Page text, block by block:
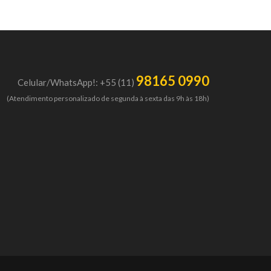
Celular/WhatsApp!: +55 (11) 98165 0990
(Atendimento personalizado de segunda à sexta das 9h às 18h)